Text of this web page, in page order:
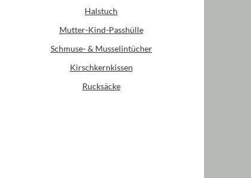
Halstuch
Mutter-Kind-Passhülle
Schmuse- & Musselintücher
Kirschkernkissen
Rucksäcke